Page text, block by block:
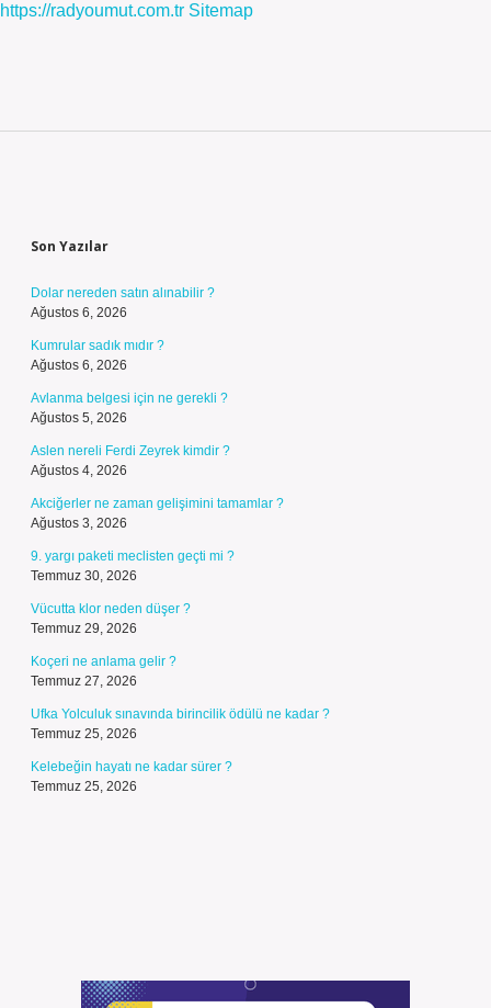
https://radyoumut.com.tr Sitemap
Son Yazılar
Dolar nereden satın alınabilir ?
Ağustos 6, 2026
Kumrular sadık mıdır ?
Ağustos 6, 2026
Avlanma belgesi için ne gerekli ?
Ağustos 5, 2026
Aslen nereli Ferdi Zeyrek kimdir ?
Ağustos 4, 2026
Akciğerler ne zaman gelişimini tamamlar ?
Ağustos 3, 2026
9. yargı paketi meclisten geçti mi ?
Temmuz 30, 2026
Vücutta klor neden düşer ?
Temmuz 29, 2026
Koçeri ne anlama gelir ?
Temmuz 27, 2026
Ufka Yolculuk sınavında birincilik ödülü ne kadar ?
Temmuz 25, 2026
Kelebeğin hayatı ne kadar sürer ?
Temmuz 25, 2026